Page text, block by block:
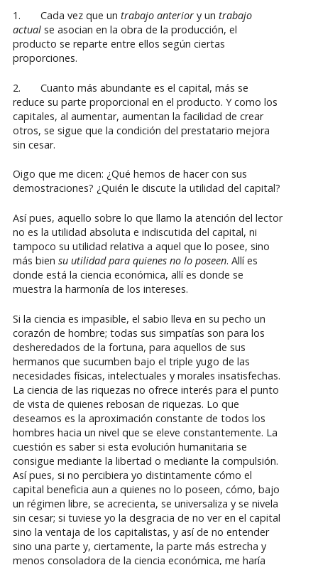
1. Cada vez que un trabajo anteriory un trabajo
actualse asocian en la obra de la producción, el
producto se reparte entre ellos según ciertas
proporciones.
2.
Cuanto más abundante es el capital, más se
reduce su parte proporcional en el producto. Y como los
capitales, al aumentar, aumentan la facilidad de crear
otros, se sigue que la condición del prestatario mejora
sin cesar.
Oigo que me dicen: ¿Qué hemos de hacer con sus
demostraciones? ¿Quién le discute la utilidad del capital?
Así pues, aquello sobre lo que llamo la atención del lector
no es la utilidad absoluta e indiscutida del capital, ni
tampoco su utilidad relativa a aquel que lo posee, sino
más bien su utilidad para quienes no lo poseen. Allí es
donde está la ciencia económica, allí es donde se
muestra la harmonía de los intereses.
Si la ciencia es impasible, el sabio lleva en su pecho un
corazón de hombre; todas sus simpatías son para los
desheredados de la fortuna, para aquellos de sus
hermanos que sucumben bajo el triple yugo de las
necesidades físicas, intelectuales y morales insatisfechas.
La ciencia de las riquezas no ofrece interés para el punto
de vista de quienes rebosan de riquezas. Lo que
deseamos es la aproximación constante de todos los
hombres hacia un nivel que se eleve constantemente. La
cuestión es saber si esta evolución humanitaria se
consigue mediante la libertad o mediante la compulsión.
Así pues, si no percibiera yo distintamente cómo el
capital beneficia aun a quienes no lo poseen, cómo, bajo
un régimen libre, se acrecienta, se universaliza y se nivela
sin cesar; si tuviese yo la desgracia de no ver en el capital
sino la ventaja de los capitalistas, y así de no entender
sino una parte y, ciertamente, la parte más estrecha y
menos consoladora de la ciencia económica, me haría